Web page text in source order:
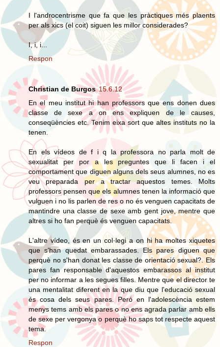
I l'androcentrisme que fa que les pràctiques més plaents
per als xics (el coit) siguen les millor considerades?
I, i, i...
Respon
Christian de Burgos 15.6.12
En el meu institut hi han professors que ens donen dues
classe de sexe a on ens expliquen de le causes,
conseqüències etc. Tenim eixa sort que altes instituts no la
tenen.
En els vídeos de f i q la professora no parla molt de
sexualitat per por a les preguntes que li facen i el
comportament que diguen alguns dels seus alumnes, no es
veu preparada per a tractar aquestos temes. Molts
professors pensen que els alumnes tenen la informació que
vulguen i no lis parlen de res o no és venguen capacitats de
mantindre una classe de sexe amb gent jove, mentre que
altres si ho fan perquè és venguen capacitats.
L'altre vídeo, és en un col·legi a on hi ha moltes xiquetes
que s'han quedat embarassades. Els pares diguen que
perquè no s'han donat les classe de orientació sexual?. Els
pares fan responsable d'aquestos embarassos al institut
per no informar a les segues filles. Mentre que el director te
una mentalitat diferent en la que diu que l'educació sexual
és cosa dels seus pares. Peró en l'adolescència estem
menys tems amb els pares o no ens agrada parlar amb ells
de sexe per vergonya o perquè ho saps tot respecte aquest
tema.
Respon